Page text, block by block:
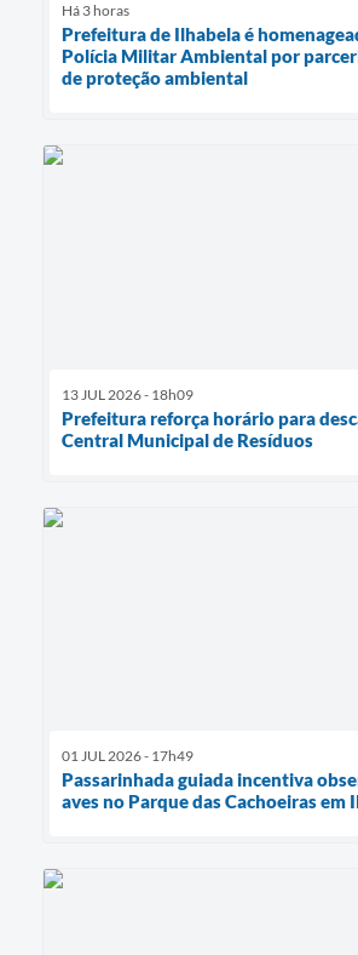
Há 3 horas
Prefeitura de Ilhabela é
Polícia Militar Ambiental por
de proteção ambiental
13 JUL 2026 - 18h09
Prefeitura reforça horário para
Central Municipal de Resíduos
01 JUL 2026 - 17h49
Passarinhada guiada incentiva
aves no Parque das Cachoeiras em